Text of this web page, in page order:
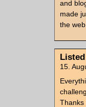
and
made
the
15.
Thanks